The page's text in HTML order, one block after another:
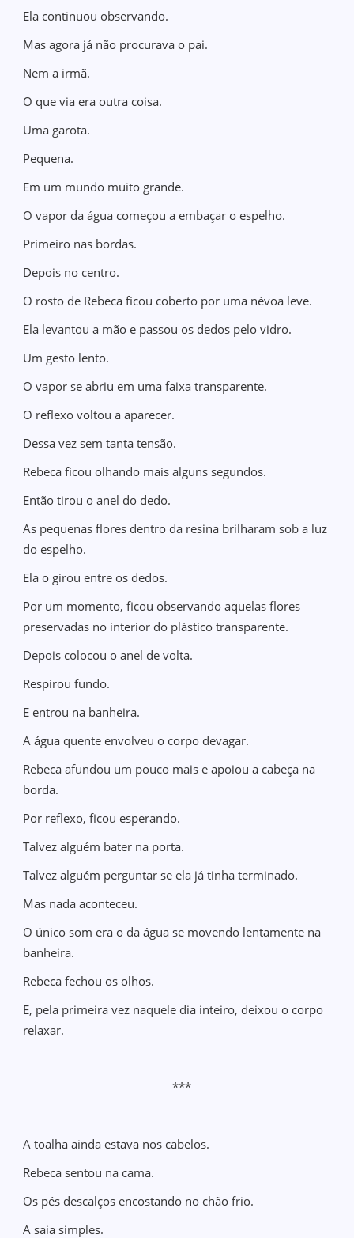
Ela continuou observando.
Mas agora já não procurava o pai.
Nem a irmã.
O que via era outra coisa.
Uma garota.
Pequena.
Em um mundo muito grande.
O vapor da água começou a embaçar o espelho.
Primeiro nas bordas.
Depois no centro.
O rosto de Rebeca ficou coberto por uma névoa leve.
Ela levantou a mão e passou os dedos pelo vidro.
Um gesto lento.
O vapor se abriu em uma faixa transparente.
O reflexo voltou a aparecer.
Dessa vez sem tanta tensão.
Rebeca ficou olhando mais alguns segundos.
Então tirou o anel do dedo.
As pequenas flores dentro da resina brilharam sob a luz
do espelho.
Ela o girou entre os dedos.
Por um momento, ficou observando aquelas flores
preservadas no interior do plástico transparente.
Depois colocou o anel de volta.
Respirou fundo.
E entrou na banheira.
A água quente envolveu o corpo devagar.
Rebeca afundou um pouco mais e apoiou a cabeça na
borda.
Por reflexo, ficou esperando.
Talvez alguém bater na porta.
Talvez alguém perguntar se ela já tinha terminado.
Mas nada aconteceu.
O único som era o da água se movendo lentamente na
banheira.
Rebeca fechou os olhos.
E, pela primeira vez naquele dia inteiro, deixou o corpo
relaxar.
***
A toalha ainda estava nos cabelos.
Rebeca sentou na cama.
Os pés descalços encostando no chão frio.
A saia simples.